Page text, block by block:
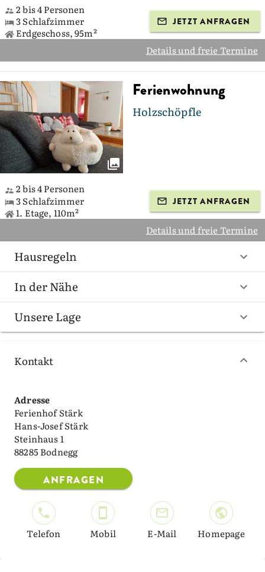
2 bis 4 Personen
3 Schlafzimmer
Erdgeschoss, 95m²
JETZT ANFRAGEN
Details und freie Termine
Ferienwohnung
Holzschöpfle
2 bis 4 Personen
3 Schlafzimmer
1. Etage, 110m²
JETZT ANFRAGEN
Details und freie Termine
Hausregeln
In der Nähe
Unsere Lage
Kontakt
Adresse
Ferienhof Stärk
Hans-Josef Stärk
Steinhaus 1
88285 Bodnegg
ANFRAGEN
Telefon Mobil E-Mail Homepage